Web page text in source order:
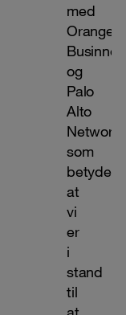
med
Orange
Businnes
og
Palo
Alto
som
betyder,
at
vi
er
i
stand
til